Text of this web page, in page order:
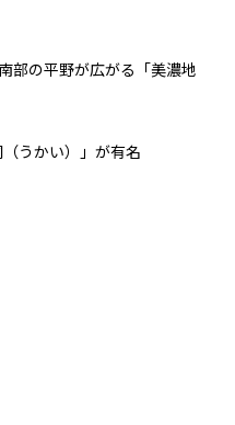
部の平野が広がる「美濃地
うかい）」が有名